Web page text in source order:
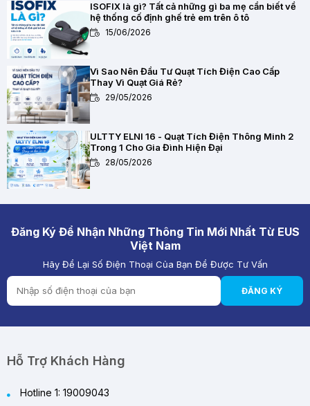
ISOFIX là gì? Tất cả những gì ba mẹ cần biết về
hệ thống cố định ghế trẻ em trên ô tô
15/06/2026
Vì Sao Nên Đầu Tư Quạt Tích Điện Cao Cấp
Thay Vì Quạt Giá Rẻ?
29/05/2026
ULTTY ELNI 16 - Quạt Tích Điện Thông Minh 2
Trong 1 Cho Gia Đình Hiện Đại
28/05/2026
28/05/2026
Review Quạt Tích Điện Cao Cấp 2026 – Giải
Pháp Làm Mát Thông Minh Cho Mùa Hè
29/05/2026
ULTTY
02/04/2026
Đăng Ký Để Nhận Những Thông Tin Mới Nhất Từ EUS
Việt Nam
Hãy Để Lại Số Điện Thoại Của Bạn Để Được Tư Vấn
ĐĂNG KÝ
Hỗ Trợ Khách Hàng
Hotline 1: 19009043